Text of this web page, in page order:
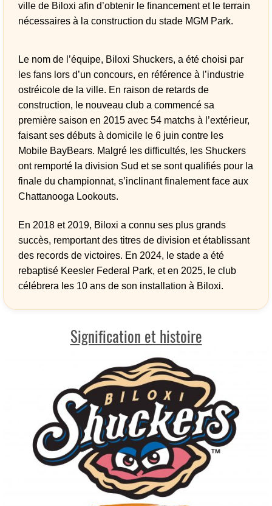
ville de Biloxi afin d’obtenir le financement et le terrain
nécessaires à la construction du stade MGM Park.
Le nom de l’équipe, Biloxi Shuckers, a été choisi par
les fans lors d’un concours, en référence à l’industrie
ostréicole de la ville. En raison de retards de
construction, le nouveau club a commencé sa
première saison en 2015 avec 54 matchs à l’extérieur,
faisant ses débuts à domicile le 6 juin contre les
Mobile BayBears. Malgré les difficultés, les Shuckers
ont remporté la division Sud et se sont qualifiés pour la
finale du championnat, s’inclinant finalement face aux
Chattanooga Lookouts.
En 2018 et 2019, Biloxi a connu ses plus grands
succès, remportant des titres de division et établissant
des records de victoires. En 2024, le stade a été
rebaptisé Keesler Federal Park, et en 2025, le club
célébrera les 10 ans de son installation à Biloxi.
Signification et histoire